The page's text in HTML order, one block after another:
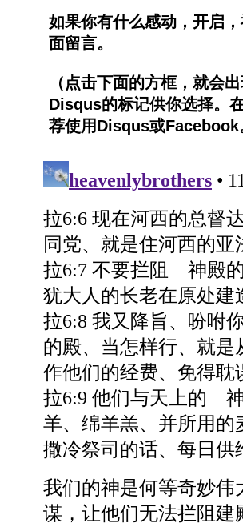
如果你有什么感动，开启
面留言。
（点击下面的方框，就会
Disqus的标记供你选择。
荐使用Disqus或